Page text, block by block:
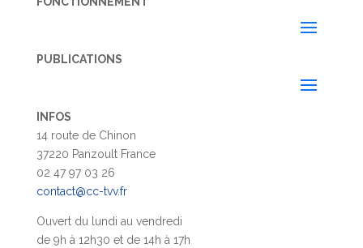
PUBLICATIONS
INFOS
14 route de Chinon
37220 Panzoult France
02 47 97 03 26
contact@cc-tvv.fr
Ouvert du lundi au vendredi
de 9h à 12h30 et de 14h à 17h